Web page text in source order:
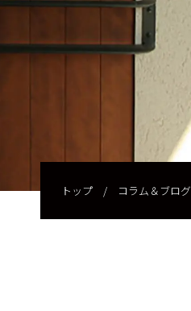
トップ/ コラム＆ブログ